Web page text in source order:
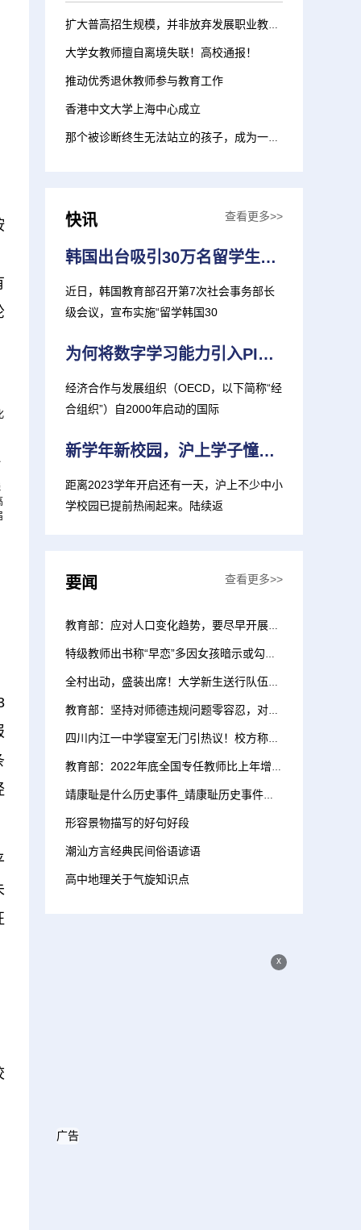
扩大普高招生规模，并非放弃发展职业教育 | 新京报快评
大学女教师擅自离境失联！高校通报！
推动优秀退休教师参与教育工作
香港中文大学上海中心成立
那个被诊断终生无法站立的孩子，成为一名小学生了！
快讯 查看更多>>
韩国出台吸引30万名留学生计划
近日，韩国教育部召开第7次社会事务部长
级会议，宣布实施“留学韩国30
为何将数字学习能力引入PISA2025
经济合作与发展组织（OECD，以下简称“经
合组织”）自2000年启动的国际
新学年新校园，沪上学子憧憬全新学习生涯
距离2023学年开启还有一天，沪上不少中小
学校园已提前热闹起来。陆续返
要闻 查看更多>>
教育部：应对人口变化趋势，要尽早开展分城乡的师资配置规划
特级教师出书称“早恋”多因女孩暗示或勾引 当地教育局：已停职
全村出动，盛装出席！大学新生送行队伍一眼望不到头哇！
教育部：坚持对师德违规问题零容忍，对个别害群之马决不姑息
四川内江一中学寝室无门引热议！校方称厂家停工导致换门延期
教育部：2022年底全国专任教师比上年增加35.98万人
靖康耻是什么历史事件_靖康耻历史事件介绍
形容景物描写的好句好段
潮汕方言经典民间俗语谚语
高中地理关于气旋知识点
x
广告